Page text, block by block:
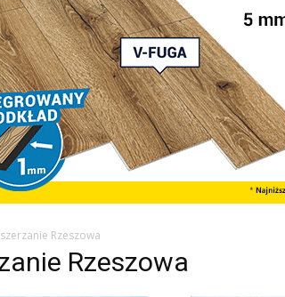
Rzeszowa
Rzeszowa